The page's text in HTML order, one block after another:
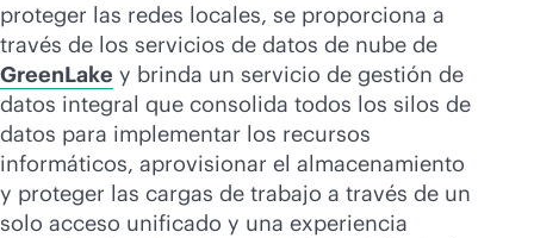
proteger las redes locales, se proporciona a
través de los servicios de datos de nube de
GreenLake y brinda un servicio de gestión de
datos integral que consolida todos los silos de
datos para implementar los recursos
informáticos, aprovisionar el almacenamiento
y proteger las cargas de trabajo a través de un
solo acceso unificado y una experiencia